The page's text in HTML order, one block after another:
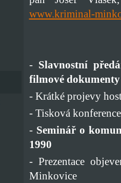
www.kriminal-
- Slavnostní
filmové
- Krátké projevy
- Tisková
- Seminář o
1990
- Prezentace
Minkovice